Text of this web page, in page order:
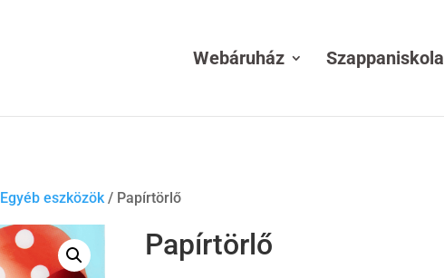
Webáruház Szappaniskola
Egyéb eszközök/ Papírtörlő
Papírtörlő